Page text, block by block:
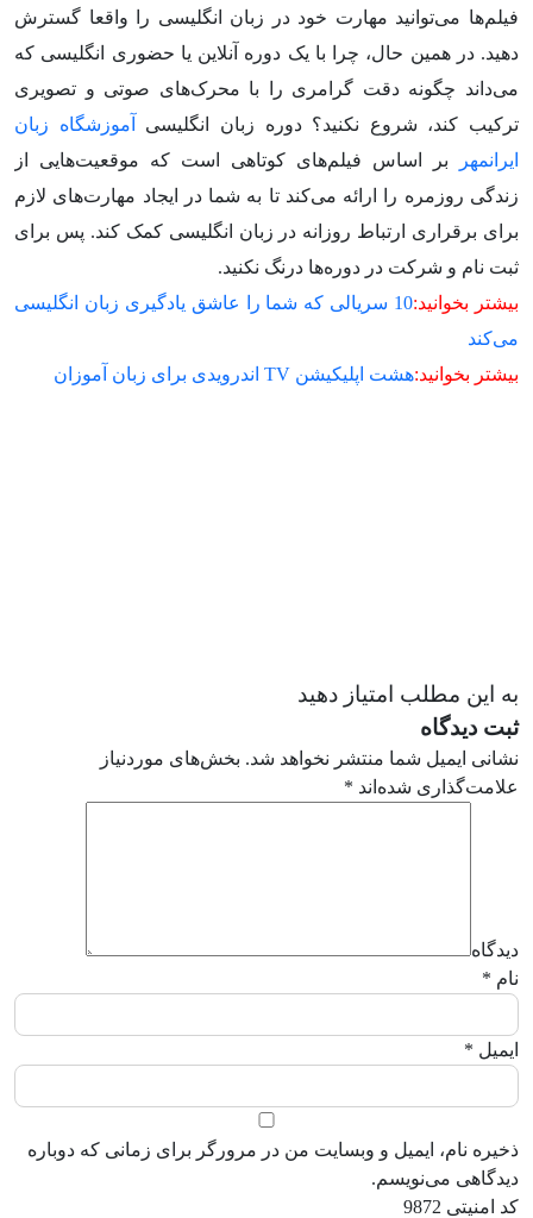
فیلم‌ها می‌توانید مهارت خود در زبان انگلیسی را واقعا گسترش
دهید. در همین حال، چرا با یک دوره آنلاین یا حضوری انگلیسی که
می‌داند چگونه دقت گرامری را با محرک‌های صوتی و تصویری
ترکیب کند، شروع نکنید؟ دوره زبان انگلیسی
آموزشگاه زبان
ایرانمهر
بر اساس فیلم‌های کوتاهی است که موقعیت‌هایی از
زندگی روزمره را ارائه می‌کند تا به شما در ایجاد مهارت‌های لازم
برای برقراری ارتباط روزانه در زبان انگلیسی کمک کند. پس برای
ثبت نام و شرکت در دوره‌ها درنگ نکنید.
بیشتر بخوانید:
10 سریالی که شما را عاشق یادگیری زبان انگلیسی
می‌کند
بیشتر بخوانید:هشت اپلیکیشن TV اندرویدی برای زبان آموزان
به این مطلب امتیاز دهید
ثبت دیدگاه
نشانی ایمیل شما منتشر نخواهد شد. بخش‌های موردنیاز
علامت‌گذاری شده‌اند *
دیدگاه
نام *
ایمیل *
ذخیره نام، ایمیل و وبسایت من در مرورگر برای زمانی که دوباره
دیدگاهی می‌نویسم.
کد امنیتی 9872